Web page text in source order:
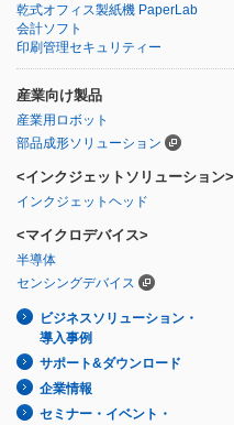
乾式オフィス製紙機 PaperLab
会計ソフト
印刷管理セキュリティー
産業向け製品
産業用ロボット
部品成形ソリューション
<インクジェットソリューション>
インクジェットヘッド
<マイクロデバイス>
半導体
センシングデバイス
ビジネスソリューション・
導入事例
サポート&ダウンロード
企業情報
セミナー・イベント・